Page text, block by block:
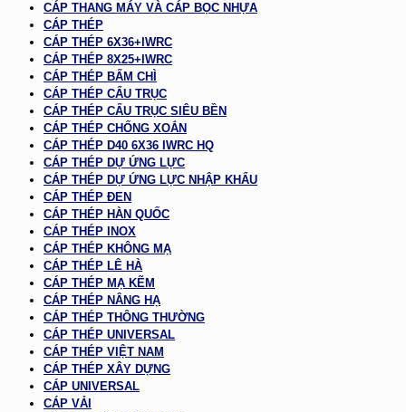
CÁP THANG MÁY VÀ CÁP BỌC NHỰA
CÁP THÉP
CÁP THÉP 6X36+IWRC
CÁP THÉP 8X25+IWRC
CÁP THÉP BẤM CHÌ
CÁP THÉP CẨU TRỤC
CÁP THÉP CẨU TRỤC SIÊU BỀN
CÁP THÉP CHỐNG XOẮN
CÁP THÉP D40 6X36 IWRC HQ
CÁP THÉP DỰ ỨNG LỰC
CÁP THÉP DỰ ỨNG LỰC NHẬP KHẨU
CÁP THÉP ĐEN
CÁP THÉP HÀN QUỐC
CÁP THÉP INOX
CÁP THÉP KHÔNG MẠ
CÁP THÉP LÊ HÀ
CÁP THÉP MẠ KẼM
CÁP THÉP NÂNG HẠ
CÁP THÉP THÔNG THƯỜNG
CÁP THÉP UNIVERSAL
CÁP THÉP VIỆT NAM
CÁP THÉP XÂY DỰNG
CÁP UNIVERSAL
CÁP VẢI